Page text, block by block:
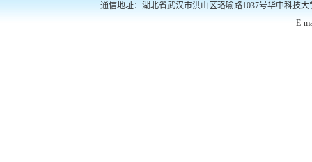
通信地址：湖北省武汉市洪山区珞喻路1037号华中科技大
E-